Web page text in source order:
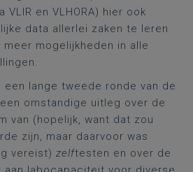
VLIR en VLHORA) hier ook
data allerlei zaken te leren
mogelijkheden in alle
een lange tweede ronde van de
omstandige uitleg over de
van (hopelijk, want dat zou
zijn, maar daarvoor was
vereist) zelftesten en over de